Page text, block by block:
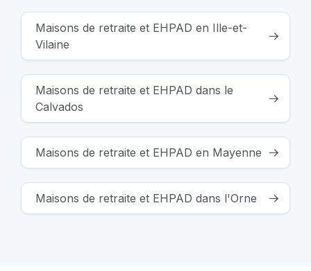
Maisons de retraite et EHPAD en Ille-et-
Vilaine
Maisons de retraite et EHPAD dans le
Calvados
Maisons de retraite et EHPAD en Mayenne
Maisons de retraite et EHPAD dans l'Orne